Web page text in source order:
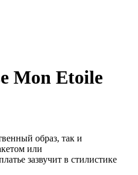
Mon Etoile
образ, так и
или
зазвучит в стилистике